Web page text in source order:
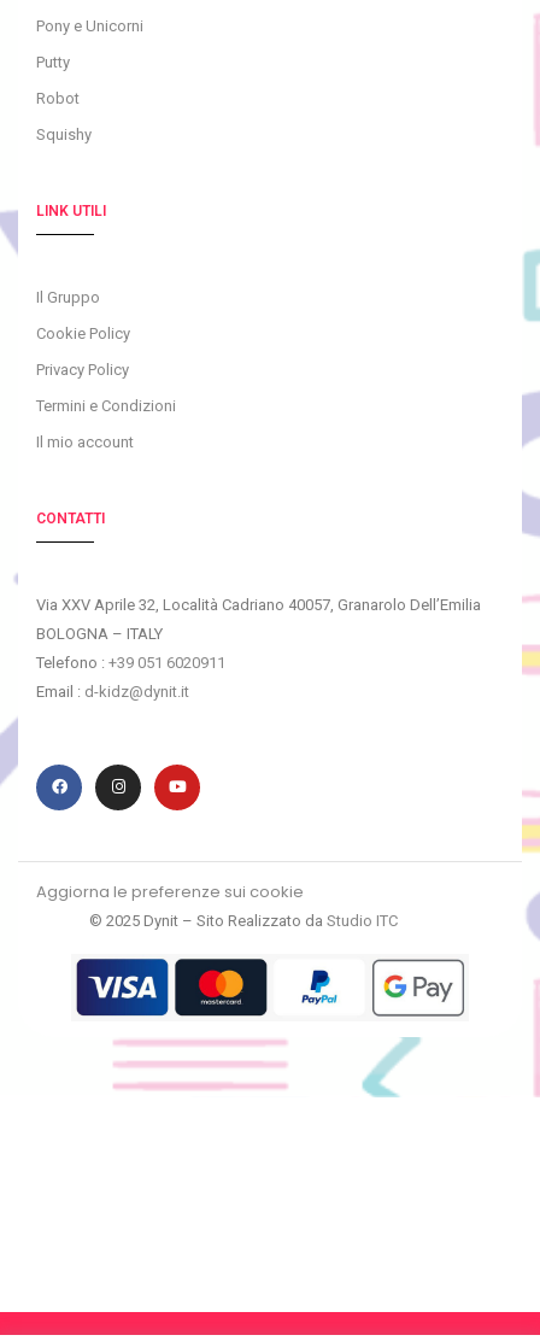
Pony e Unicorni
Putty
Robot
Squishy
LINK UTILI
Il Gruppo
Cookie Policy
Privacy Policy
Termini e Condizioni
Il mio account
CONTATTI
Via XXV Aprile 32, Località Cadriano 40057, Granarolo Dell’Emilia
BOLOGNA – ITALY
Telefono : +39 051 6020911
Email : d-kidz@dynit.it
Aggiorna le preferenze sui cookie
© 2025 Dynit – Sito Realizzato da Studio ITC